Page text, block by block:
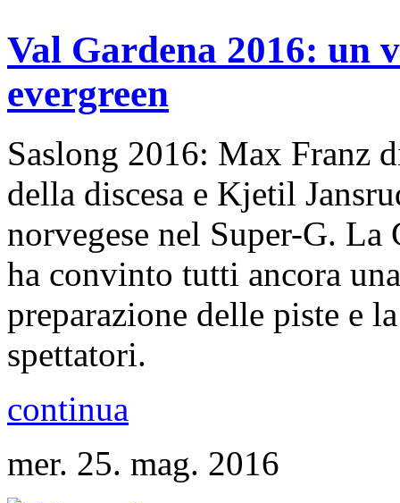
Val Gardena 2016: un
evergreen
Saslong 2016: Max Franz
della discesa e Kjetil
norvegese nel Super-G.
ha convinto tutti ancora
preparazione delle piste e
spettatori.
continua
mer. 25. mag. 2016